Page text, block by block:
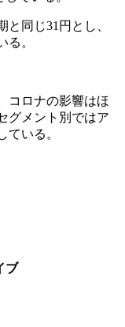
同じ31円とし、
る。
コロナの影響はほ
グメント別ではア
ている。
ブ